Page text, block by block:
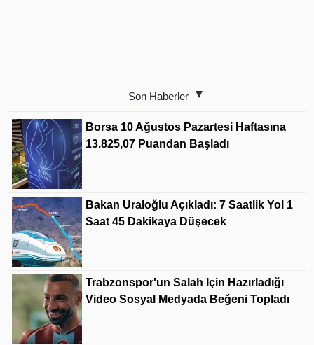
Son Haberler
Borsa 10 Ağustos Pazartesi Haftasına
13.825,07 Puandan Başladı
Bakan Uraloğlu Açıkladı: 7 Saatlik Yol 1
Saat 45 Dakikaya Düşecek
Trabzonspor'un Salah Için Hazırladığı
Video Sosyal Medyada Beğeni Topladı